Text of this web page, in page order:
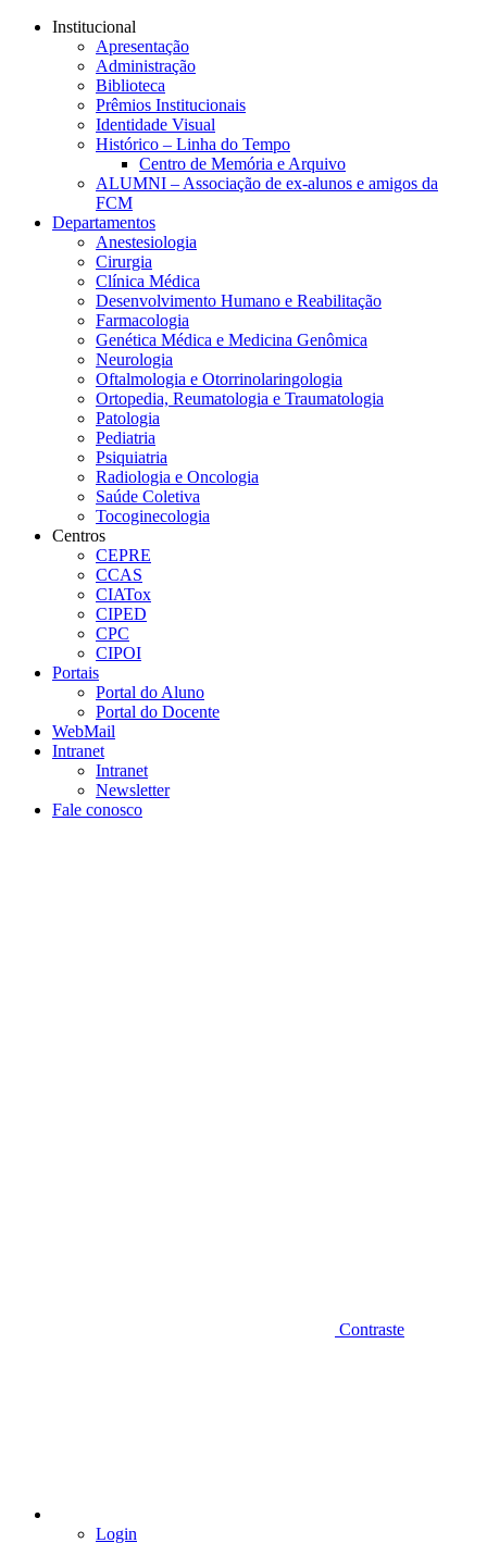
Conteúdo principal
Institucional
Apresentação
Administração
Biblioteca
Prêmios Institucionais
Identidade Visual
Histórico – Linha do Tempo
Centro de Memória e Arquivo
ALUMNI – Associação de ex-alunos e amigos da
FCM
Departamentos
Anestesiologia
Cirurgia
Clínica Médica
Desenvolvimento Humano e Reabilitação
Farmacologia
Genética Médica e Medicina Genômica
Neurologia
Oftalmologia e Otorrinolaringologia
Ortopedia, Reumatologia e Traumatologia
Patologia
Pediatria
Psiquiatria
Radiologia e Oncologia
Saúde Coletiva
Tocoginecologia
Centros
CEPRE
CCAS
CIATox
CIPED
CPC
CIPOI
Portais
Portal do Aluno
Portal do Docente
WebMail
Intranet
Intranet
Newsletter
Fale conosco
Contraste
Login